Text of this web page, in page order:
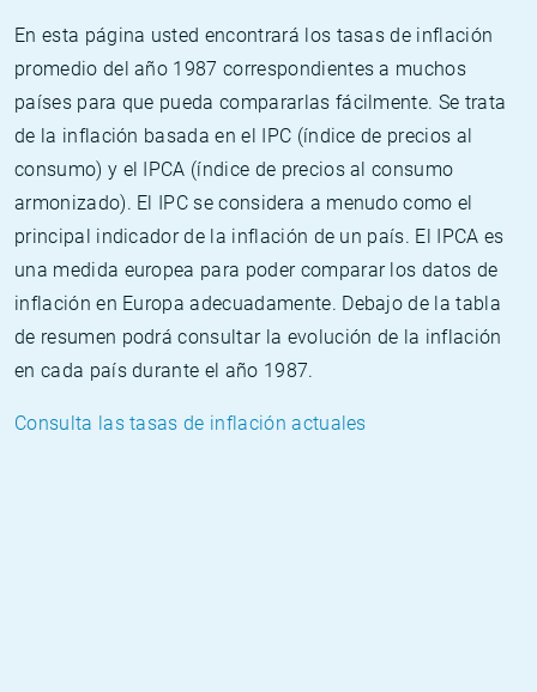
En esta página usted encontrará los tasas de inflación
promedio del año 1987 correspondientes a muchos
países para que pueda compararlas fácilmente. Se trata
de la inflación basada en el IPC (índice de precios al
consumo) y el IPCA (índice de precios al consumo
armonizado). El IPC se considera a menudo como el
principal indicador de la inflación de un país. El IPCA es
una medida europea para poder comparar los datos de
inflación en Europa adecuadamente. Debajo de la tabla
de resumen podrá consultar la evolución de la inflación
en cada país durante el año 1987.
Consulta las tasas de inflación actuales